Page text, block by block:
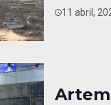
11 abril,